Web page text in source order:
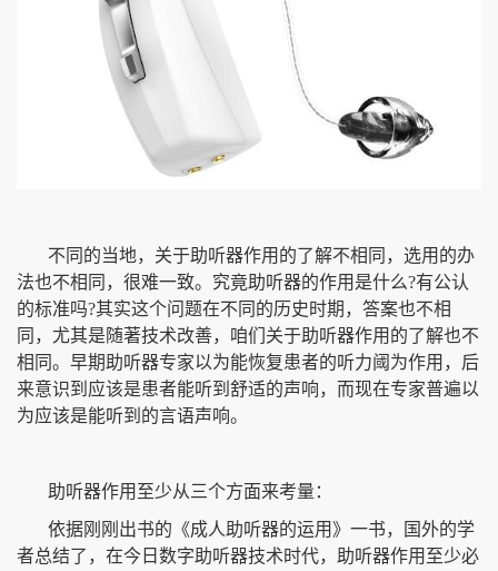
不同的当地，关于助听器作用的了解不相同，选用的办
法也不相同，很难一致。究竟助听器的作用是什么?有公认
的标准吗?其实这个问题在不同的历史时期，答案也不相
同，尤其是随著技术改善，咱们关于助听器作用的了解也不
相同。早期助听器专家以为能恢复患者的听力阈为作用，后
来意识到应该是患者能听到舒适的声响，而现在专家普遍以
为应该是能听到的言语声响。
助听器作用至少从三个方面来考量：
依据刚刚出书的《成人助听器的运用》一书，国外的学
者总结了，在今日数字助听器技术时代，助听器作用至少必